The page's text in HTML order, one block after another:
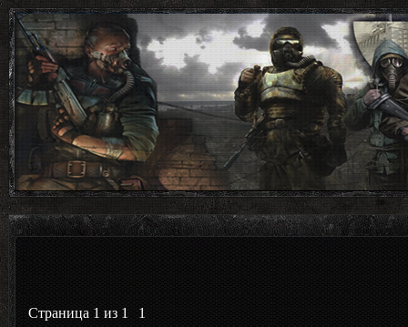
Страница 1 из 1
1